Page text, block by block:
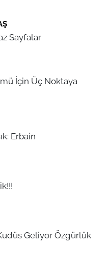
Sayfalar
İçin Üç Noktaya
Erbain
Geliyor Özgürlük